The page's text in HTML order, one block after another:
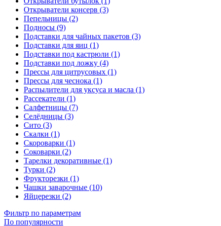
Открыватели консерв (3)
Пепельницы (2)
Подносы (9)
Подставки для чайных пакетов (3)
Подставки для яиц (1)
Подставки под кастрюли (1)
Подставки под ложку (4)
Прессы для цитрусовых (1)
Прессы для чеснока (1)
Распылители для уксуса и масла (1)
Рассекатели (1)
Салфетницы (7)
Селёдницы (3)
Сито (3)
Скалки (1)
Скороварки (1)
Соковарки (2)
Тарелки декоративные (1)
Турки (2)
Фрукторезки (1)
Чашки заварочные (10)
Яйцерезки (2)
Фильтр по параметрам
По популярности